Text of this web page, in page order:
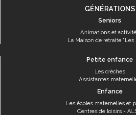
GÉNÉRATIONS
Seniors
Animations et
La Maison de retraite "Les
Petite enfance
Les crèches
Assistantes
Enfance
Les écoles maternelles et
Centres de loisirs -